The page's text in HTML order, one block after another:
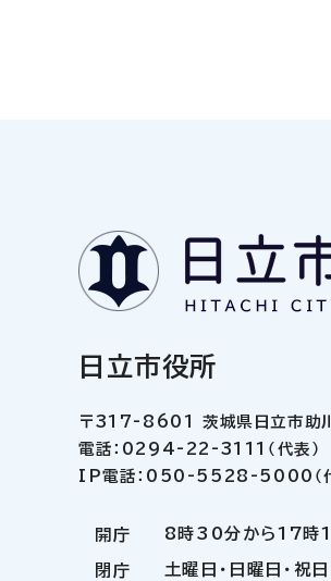
日立市役所
〒317-8601 茨城県日立市助
電話：0294-22-3111（代表）
IP電話：050-5528-5000（代
開庁 8時30分から17時
閉庁 土曜日・日曜日・祝